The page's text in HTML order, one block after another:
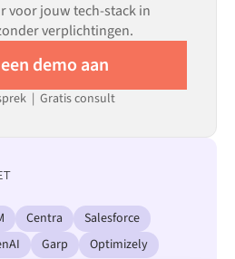
voor jouw tech-stack in
verplichtingen.
demo aan
| Gratis consult
Centra
Salesforce
Garp Optimizely